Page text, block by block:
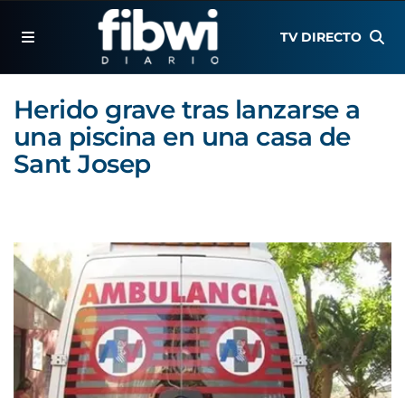
TV DIRECTO
Herido grave tras lanzarse a
una piscina en una casa de
Sant Josep